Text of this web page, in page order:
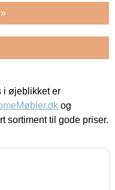
i øjeblikket er
og
sortiment til gode priser.